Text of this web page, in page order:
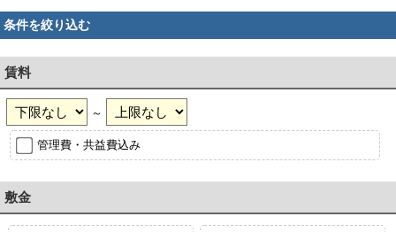
条件を絞り込む
賃料
～
管理費・共益費込み
敷金